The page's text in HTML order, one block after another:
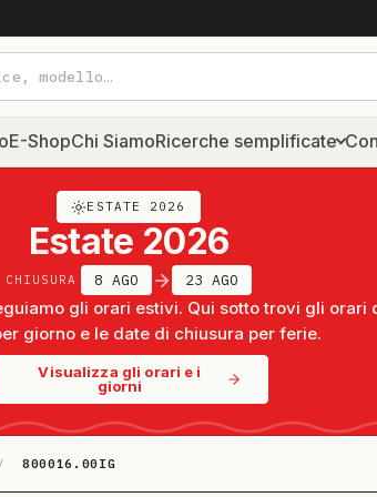
E-ShopChi SiamoRicerche semplificate
ESTATE 2026
Estate 2026
CHIUSURA 8 AGO 23 AGO
gli orari estivi. Qui sotto trovi gli orari
giorno e le date di chiusura per ferie.
Visualizza gli orari e i
giorni
/ 800016.00IG